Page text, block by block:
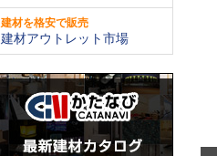
建材を格安で販売
建材アウトレット市場